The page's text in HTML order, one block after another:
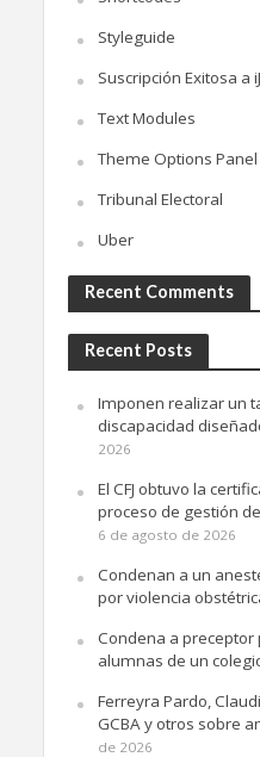
Styleguide
Suscripción Exitosa a
Text Modules
Theme Options Panel
Tribunal Electoral
Uber
Recent Comments
Recent Posts
Imponen realizar un
discapacidad
2026
El CFJ obtuvo la
proceso de gestión
6 de agosto de 2026
Condenan a un
por violencia
Condena a preceptor
alumnas de un
Ferreyra Pardo,
GCBA y otros sobre
de 2026